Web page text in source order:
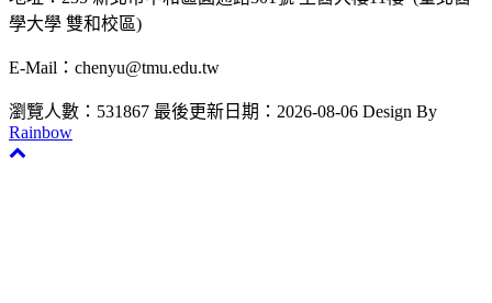
學大學 雙和校區)
E-Mail：chenyu@tmu.edu.tw
瀏覽人數：531867 最後更新日期：2026-08-06 Design By
Rainbow